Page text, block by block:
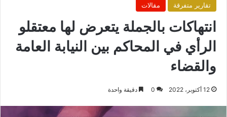
تقارير متفرقة مقالات
انتهاكات بالجملة يتعرض لها معتقلو
الرأي في المحاكم بين النيابة العامة
والقضاء
12 أكتوبر، 2022 0 دقيقة واحدة